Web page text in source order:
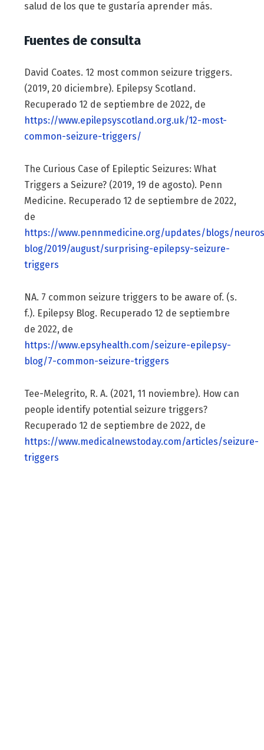
salud de los que te gustaría aprender más.
Fuentes de consulta
David Coates. 12 most common seizure triggers.
(2019, 20 diciembre). Epilepsy Scotland.
Recuperado 12 de septiembre de 2022, de
https://www.epilepsyscotland.org.uk/12-most-
common-seizure-triggers/
The Curious Case of Epileptic Seizures: What
Triggers a Seizure? (2019, 19 de agosto). Penn
Medicine. Recuperado 12 de septiembre de 2022,
de
https://www.pennmedicine.org/updates/blogs/
blog/2019/august/surprising-epilepsy-seizure-
triggers
NA. 7 common seizure triggers to be aware of. (s.
f.). Epilepsy Blog. Recuperado 12 de septiembre
de 2022, de
https://www.epsyhealth.com/seizure-epilepsy-
blog/7-common-seizure-triggers
Tee-Melegrito, R. A. (2021, 11 noviembre). How can
people identify potential seizure triggers?
Recuperado 12 de septiembre de 2022, de
https://www.medicalnewstoday.com/articles/seizure-
triggers